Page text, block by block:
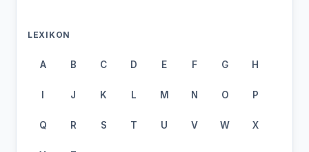
LEXIKON
A B C D E F G H
I J K L M N O P
Q R S T U V W X